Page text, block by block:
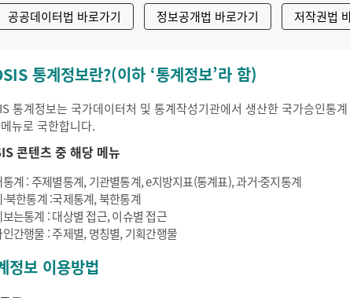
공공데이터법 바로가기
정보공개법 바로가기 저작권법
통계정보란?(이하 ‘통계정보’라 함)
통계정보는 국가데이터처 및 통계작성기관에서 생산한 국가승인
뉴로 국한합니다.
콘텐츠 중 해당 메뉴
계 : 주제별통계, 기관별통계, e지방지표(통계표), 과거·중지통계
북한통계 :국제통계, 북한통계
는통계 : 대상별 접근, 이슈별 접근
간행물 : 주제별, 명칭별, 기획간행물
정보 이용방법